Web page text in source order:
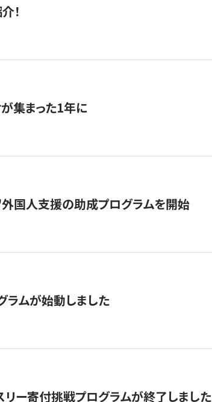
！
集まった1年に
国人支援の助成プログラムを開始
ラムが始動しました
ー寄付挑戦プログラムが終了しました